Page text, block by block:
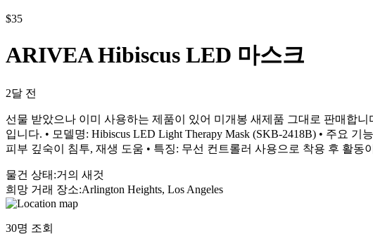
$35
ARIVEA Hibiscus LED 마스크
2달 전
선물 받았으나 이미 사용하는 제품이 있어 미개봉 새제품 그대로 판매합
입니다. • 모델명: Hibiscus LED Light Therapy Mask (SKB-2418B) • 주요
피부 깊숙이 침투, 재생 도움 • 특징: 무선 컨트롤러 사용으로 착용 후 활동
물건 상태 :거의 새것
희망 거래 장소:Arlington Heights, Los Angeles
30명 조회